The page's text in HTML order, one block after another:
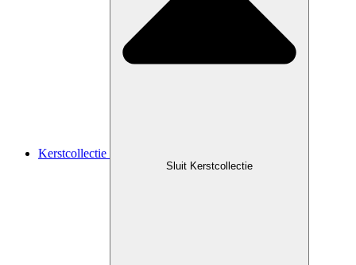
Kerstcollectie
Sluit Kerstcollectie